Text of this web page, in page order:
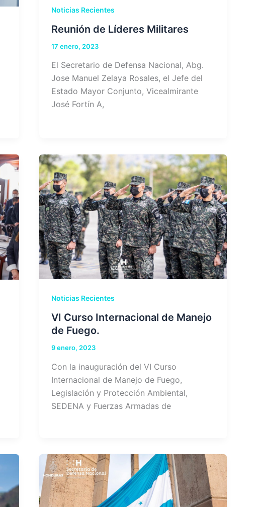
Noticias Recientes
Reunión de Líderes Militares
17 enero, 2023
El Secretario de Defensa Nacional, Abg.
Jose Manuel Zelaya Rosales, el Jefe del
Estado Mayor Conjunto, Vicealmirante
José Fortín A,
Noticias Recientes
VI Curso Internacional de Manejo
de Fuego.
9 enero, 2023
Con la inauguración del VI Curso
Internacional de Manejo de Fuego,
Legislación y Protección Ambiental,
SEDENA y Fuerzas Armadas de